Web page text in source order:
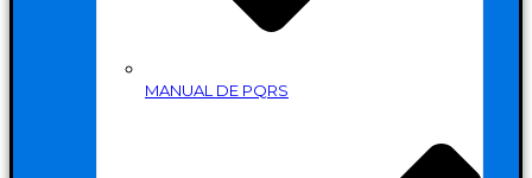
MANUAL DE PQRS